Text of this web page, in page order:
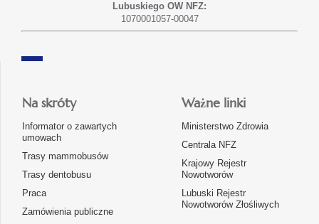
Lubuskiego OW NFZ:
1070001057-00047
Na skróty
Informator o zawartych
umowach
Trasy mammobusów
Trasy dentobusu
Praca
Zamówienia publiczne
Ważne linki
Ministerstwo Zdrowia
Centrala NFZ
Krajowy Rejestr
Nowotworów
Lubuski Rejestr
Nowotworów Złośliwych